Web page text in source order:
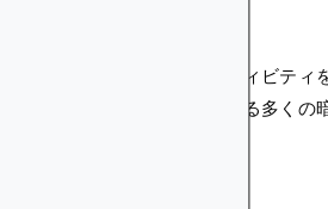
これらは、これらのアクティビティ
とって価値のあるものにする多くの